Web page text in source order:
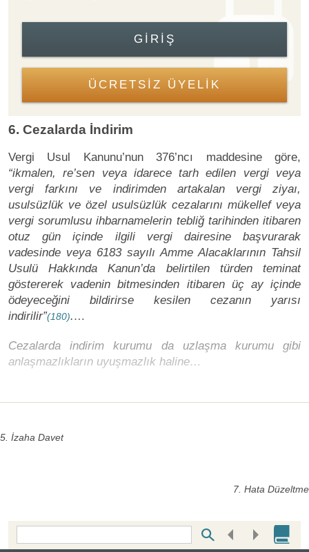
GIRIŞ
ÜCRETSİZ ÜYELİK
6. Cezalarda İndirim
Vergi Usul Kanunu’nun 376’ncı maddesine göre,
“ikmalen, re’sen veya idarece tarh edilen vergi veya
vergi farkını ve indirimden artakalan vergi ziyaı,
usulsüzlük ve özel usulsüzlük cezalarını mükellef veya
vergi sorumlusu ihbarnamelerin tebliğ tarihinden itibaren
otuz gün içinde ilgili vergi dairesine başvurarak
vadesinde veya 6183 sayılı Amme Alacaklarının Tahsil
Usulü Hakkında Kanun’da belirtilen türden teminat
göstererek vadenin bitmesinden itibaren üç ay içinde
ödeyeceğini bildirirse kesilen cezanın yarısı
indirilir”(180).…
Cezalarda indirim kurumu da uzlaşma kurumu gibi
anlaşmazlıkların uyuşmazlık haline…
5. İzaha Davet
7. Hata Düzeltme
Bottom Search Toolbar Highlight Text